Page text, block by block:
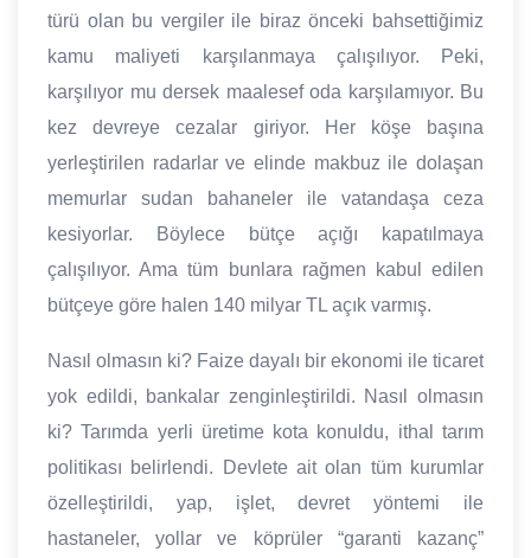
türü olan bu vergiler ile biraz önceki bahsettiğimiz
kamu maliyeti karşılanmaya çalışılıyor. Peki,
karşılıyor mu dersek maalesef oda karşılamıyor. Bu
kez devreye cezalar giriyor. Her köşe başına
yerleştirilen radarlar ve elinde makbuz ile dolaşan
memurlar sudan bahaneler ile vatandaşa ceza
kesiyorlar. Böylece bütçe açığı kapatılmaya
çalışılıyor. Ama tüm bunlara rağmen kabul edilen
bütçeye göre halen 140 milyar TL açık varmış.
Nasıl olmasın ki? Faize dayalı bir ekonomi ile ticaret
yok edildi, bankalar zenginleştirildi. Nasıl olmasın
ki? Tarımda yerli üretime kota konuldu, ithal tarım
politikası belirlendi. Devlete ait olan tüm kurumlar
özelleştirildi, yap, işlet, devret yöntemi ile
hastaneler, yollar ve köprüler “garanti kazanç”